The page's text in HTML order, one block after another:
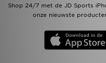
Shop 24/7 met de JD Sports
onze nieuwste